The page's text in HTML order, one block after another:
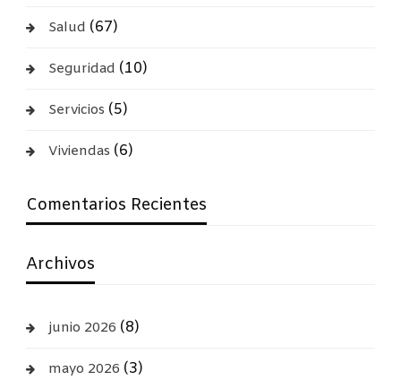
Salud (67)
Seguridad (10)
Servicios (5)
Viviendas (6)
Comentarios Recientes
Archivos
junio 2026 (8)
mayo 2026 (3)